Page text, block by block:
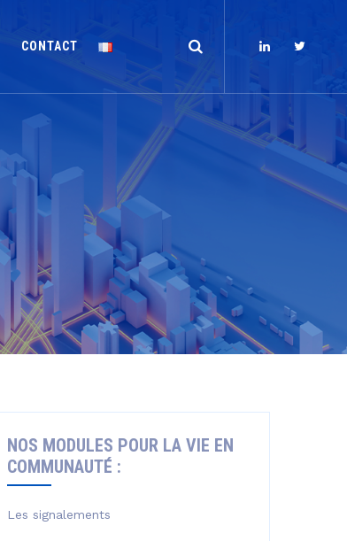
CONTACT
NOS MODULES POUR LA VIE EN
COMMUNAUTÉ :
Les signalements